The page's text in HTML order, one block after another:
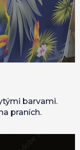
barvami.
praních.